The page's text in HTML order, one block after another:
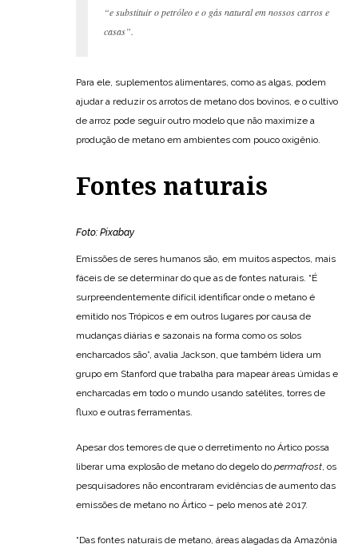
“e substituir o petróleo e o gás natural em nossos carros e
casas”.
Para ele, suplementos alimentares, como as algas, podem
ajudar a reduzir os arrotos de metano dos bovinos, e o cultivo
de arroz pode seguir outro modelo que não maximize a
produção de metano em ambientes com pouco oxigênio.
Fontes naturais
Foto: Pixabay
Emissões de seres humanos são, em muitos aspectos, mais
fáceis de se determinar do que as de fontes naturais. “É
surpreendentemente difícil identificar onde o metano é
emitido nos Trópicos e em outros lugares por causa de
mudanças diárias e sazonais na forma como os solos
encharcados são”, avalia Jackson, que também lidera um
grupo em Stanford que trabalha para mapear áreas úmidas e
encharcadas em todo o mundo usando satélites, torres de
fluxo e outras ferramentas.
Apesar dos temores de que o derretimento no Ártico possa
liberar uma explosão de metano do degelo do permafrost , os
pesquisadores não encontraram evidências de aumento das
emissões de metano no Ártico – pelo menos até 2017.
“Das fontes naturais de metano, áreas alagadas da Amazônia